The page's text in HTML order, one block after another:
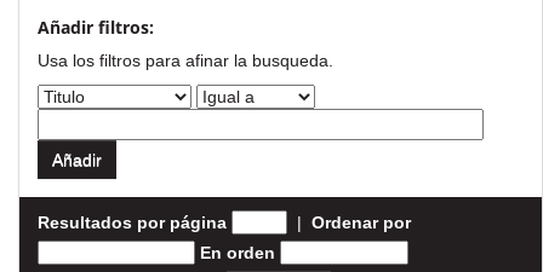
Añadir filtros:
Usa los filtros para afinar la busqueda.
Resultados por página | Ordenar por
En orden